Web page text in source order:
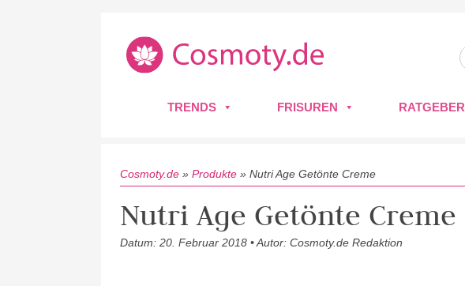
TRENDS FRISUREN RATGEBER
Cosmoty.de » Produkte » Nutri Age Getönte Creme
Nutri Age Getönte Creme
Datum: 20. Februar 2018 • Autor: Cosmoty.de Redaktion